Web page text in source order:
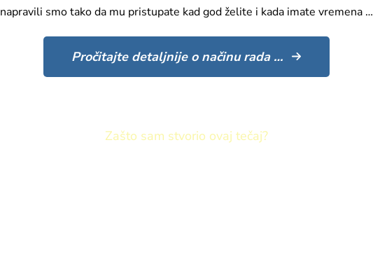
napravili smo tako da mu pristupate kad god želite i kada imate vremena …
Pročitajte detaljnije o načinu rada …
Zašto sam stvorio ovaj tečaj?